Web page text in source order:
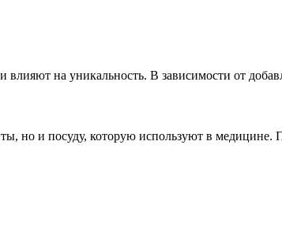
на уникальность. В зависимости от
но и посуду, которую используют в медицине.